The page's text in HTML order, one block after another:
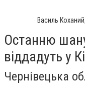
Василь
Останню
віддадуть у
Чернівецька